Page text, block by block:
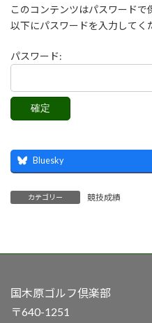
このコンテンツはパスワード
以下にパスワードを入力してく
パスワード:
Bluesky
カテゴリー 競技成績
国木原ゴルフ倶楽部
〒640-1251